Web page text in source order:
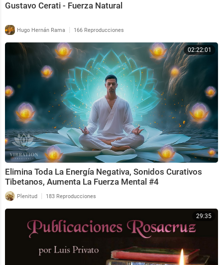
Gustavo Cerati - Fuerza Natural
Hugo Hernán Rama | 166 Reproducciones
02:22:01
Elimina Toda La Energía Negativa, Sonidos Curativos
Tibetanos, Aumenta La Fuerza Mental #4
Plenitud | 183 Reproducciones
29:35